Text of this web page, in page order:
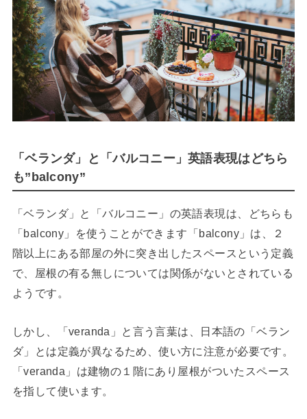
「ベランダ」と「バルコニー」英語表現はどちら
も”balcony”
「ベランダ」と「バルコニー」の英語表現は、どちらも
「balcony」を使うことができます「balcony」は、２
階以上にある部屋の外に突き出したスペースという定義
で、屋根の有る無しについては関係がないとされている
ようです。
しかし、「veranda」と言う言葉は、日本語の「ベラン
ダ」とは定義が異なるため、使い方に注意が必要です。
「veranda」は建物の１階にあり屋根がついたスペース
を指して使います。